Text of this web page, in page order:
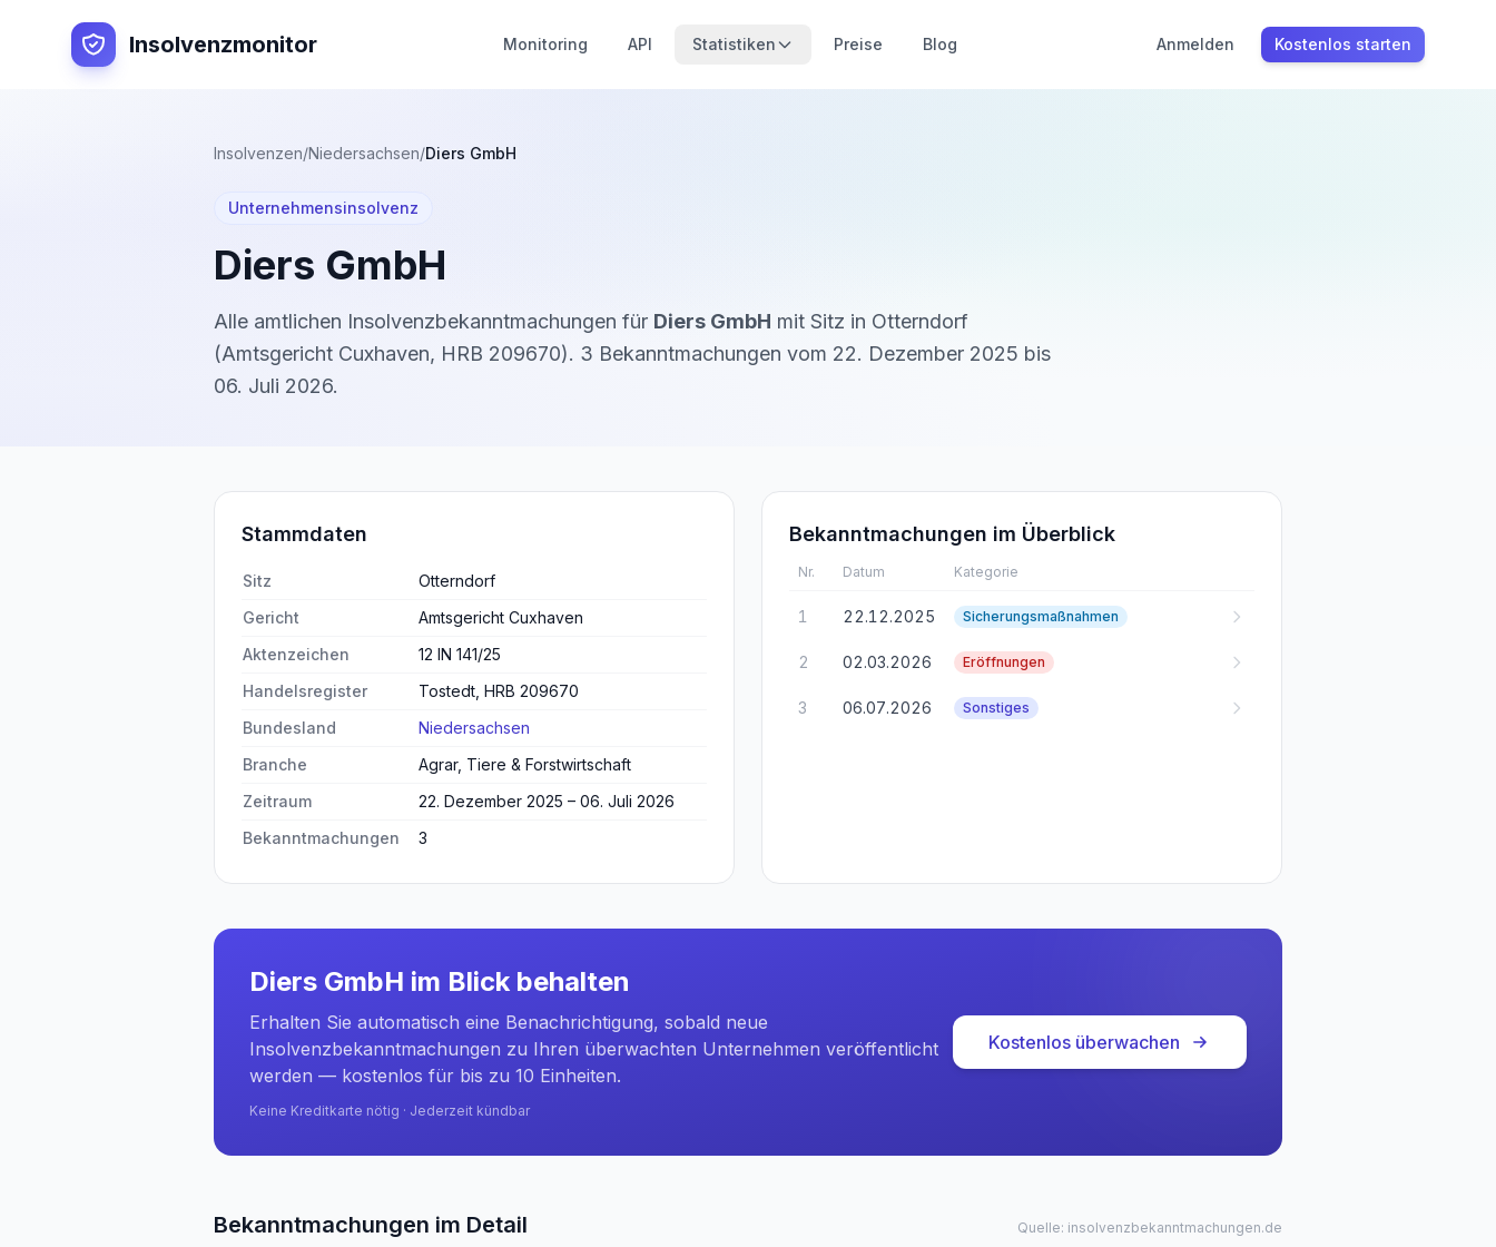
Insolvenzmonitor Monitoring API Statistiken Preise Blog Anmelden Kostenlos starten
Insolvenzen/Niedersachsen/Diers GmbH
Unternehmensinsolvenz
Diers GmbH
Alle amtlichen Insolvenzbekanntmachungen für Diers GmbH mit Sitz in Otterndorf
(Amtsgericht Cuxhaven, HRB 209670). 3 Bekanntmachungen vom 22. Dezember 2025 bis
06. Juli 2026.
Stammdaten
Sitz
Otterndorf
Gericht
Amtsgericht Cuxhaven
Aktenzeichen
12 IN 141/25
Handelsregister
Tostedt, HRB 209670
Bundesland
Niedersachsen
Branche
Agrar, Tiere & Forstwirtschaft
Zeitraum
22. Dezember 2025 – 06. Juli 2026
Bekanntmachungen
3
Bekanntmachungen im Überblick
Nr. Datum Kategorie
1 22.12.2025 Sicherungsmaßnahmen
2 02.03.2026 Eröffnungen
3 06.07.2026 Sonstiges
Diers GmbH im Blick behalten
Erhalten Sie automatisch eine Benachrichtigung, sobald neue
Insolvenzbekanntmachungen zu Ihren überwachten Unternehmen veröffentlicht
werden — kostenlos für bis zu 10 Einheiten.
Keine Kreditkarte nötig · Jederzeit kündbar
Kostenlos überwachen
Bekanntmachungen im Detail Quelle: insolvenzbekanntmachungen.de